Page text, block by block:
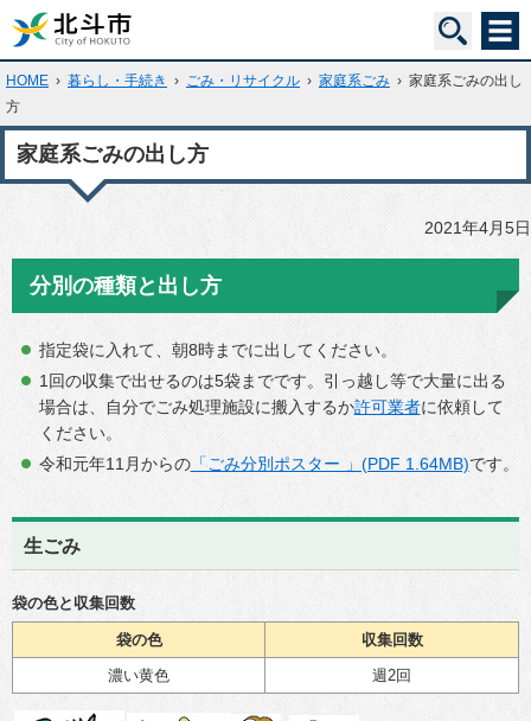
HOME › 暮らし・手続き › ごみ・リサイクル › 家庭系ごみ › 家庭系ごみの出し
方
家庭系ごみの出し方
2021年4月5日
分別の種類と出し方
指定袋に入れて、朝8時までに出してください。
1回の収集で出せるのは5袋までです。引っ越し等で大量に出る
場合は、自分でごみ処理施設に搬入するか許可業者に依頼して
ください。
令和元年11月からの「ごみ分別ポスター 」(PDF 1.64MB)です。
生ごみ
袋の色と収集回数
袋の色
収集回数
濃い黄色
週2回